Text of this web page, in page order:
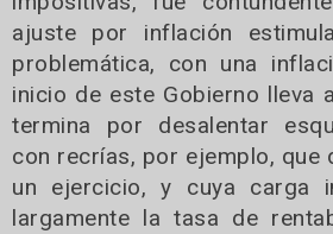
ajuste por inflación
problemática, con una
inicio de este Gobierno lleva
termina por desalentar
con recrías, por ejemplo, que
un ejercicio, y cuya carga
largamente la tasa de